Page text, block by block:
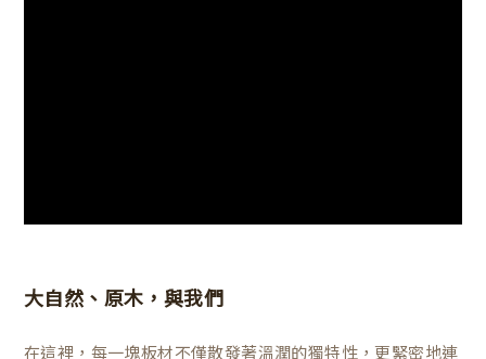
大自然、原木，與我們
在這裡，每一塊板材不僅散發著溫潤的獨特性，更緊密地連